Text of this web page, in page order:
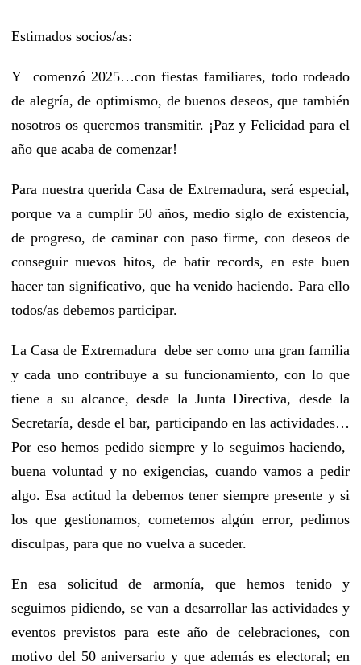
Estimados socios/as:
Y comenzó 2025…con fiestas familiares, todo rodeado
de alegría, de optimismo, de buenos deseos, que también
nosotros os queremos transmitir. ¡Paz y Felicidad para el
año que acaba de comenzar!
Para nuestra querida Casa de Extremadura, será especial,
porque va a cumplir 50 años, medio siglo de existencia,
de progreso, de caminar con paso firme, con deseos de
conseguir nuevos hitos, de batir records, en este buen
hacer tan significativo, que ha venido haciendo. Para ello
todos/as debemos participar.
La Casa de Extremadura debe ser como una gran familia
y cada uno contribuye a su funcionamiento, con lo que
tiene a su alcance, desde la Junta Directiva, desde la
Secretaría, desde el bar, participando en las actividades…
Por eso hemos pedido siempre y lo seguimos haciendo,
buena voluntad y no exigencias, cuando vamos a pedir
algo. Esa actitud la debemos tener siempre presente y si
los que gestionamos, cometemos algún error, pedimos
disculpas, para que no vuelva a suceder.
En esa solicitud de armonía, que hemos tenido y
seguimos pidiendo, se van a desarrollar las actividades y
eventos previstos para este año de celebraciones, con
motivo del 50 aniversario y que además es electoral; en